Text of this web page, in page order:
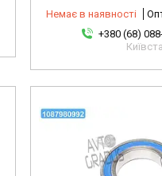
Немає в наявності
+380 (68)